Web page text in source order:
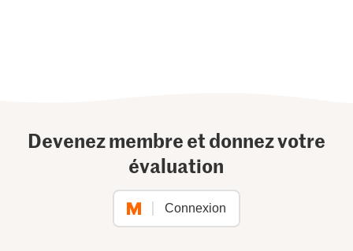
Devenez membre et donnez votre
évaluation
Connexion